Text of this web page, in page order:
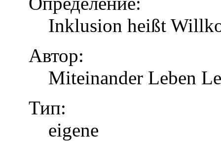
Inklusion heißt
Автор:
Miteinander Leben
Тип:
eigene